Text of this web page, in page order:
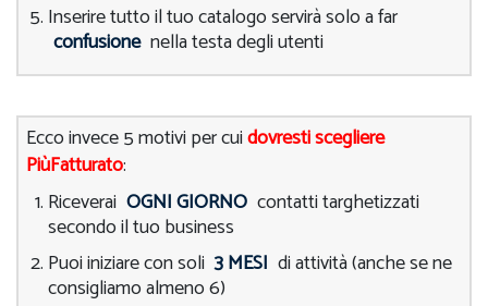
Inserire tutto il tuo catalogo servirà solo a far
confusione nella testa degli utenti
Ecco invece 5 motivi per cuidovresti scegliere
PiùFatturato:
Riceverai OGNI GIORNO contatti targhetizzati
secondo il tuo business
Puoi iniziare con soli 3 MESI di attività (anche se ne
consigliamo almeno 6)